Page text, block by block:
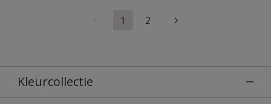
1 2
Kleurcollectie